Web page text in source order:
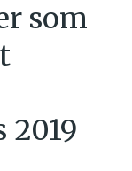
som
2019